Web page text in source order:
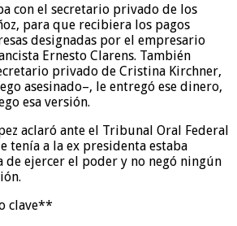
con el secretario privado de los
para que recibiera los pagos
designadas por el empresario
Ernesto Clarens. También
privado de Cristina Kirchner,
asesinado–, le entregó ese dinero,
esa versión.
aclaró ante el Tribunal Oral Federal
tenía a la ex presidenta estaba
de ejercer el poder y no negó ningún
clave**